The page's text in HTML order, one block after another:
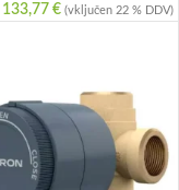
133,77 € (vključen 22 % DDV)